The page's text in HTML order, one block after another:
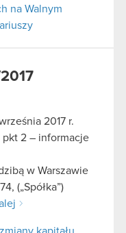
na Walnym
2017 r.
pkt 2 – informacje
w Warszawie
(„Spółka”)
kapitału